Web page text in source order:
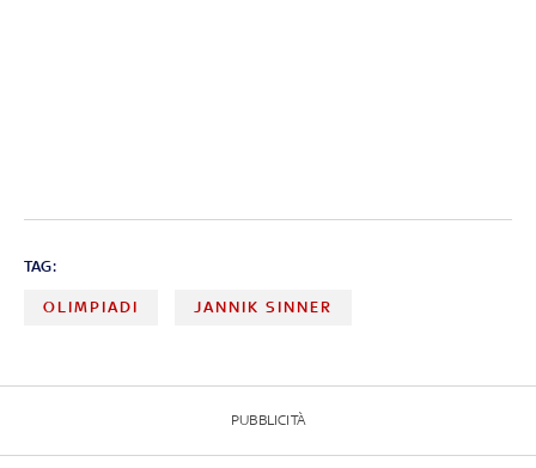
TAG:
OLIMPIADI JANNIK SINNER
PUBBLICITÀ